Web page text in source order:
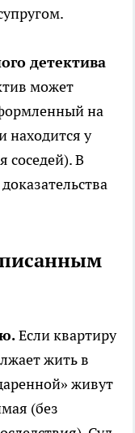
детектива
может
на
находится у
соседей). В
Если квартиру
жить в
живут
(без